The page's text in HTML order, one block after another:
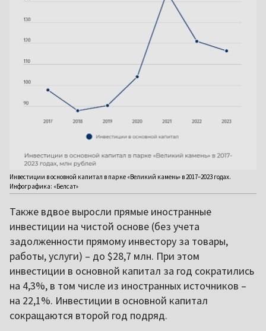
Инвестиции в основной капитал в парке «Великий камень» в 2017–2023 годах.
Инфографика: «Белсат»
Также вдвое выросли прямые иностранные
инвестиции на чистой основе (без учета
задолженности прямому инвестору за товары,
работы, услуги) – до $28,7 млн. При этом
инвестиции в основной капитал за год сократились
на 4,3%, в том числе из иностранных источников –
на 22,1%. Инвестиции в основной капитал
сокращаются второй год подряд.